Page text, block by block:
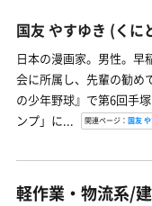
国友 やすゆき (くに
日本の漫画家。男性。早
会に所属し、先輩の勧め
の少年野球』で第6回手
ンプ」に...
関連ページ： 国友
軽作業・物流系/